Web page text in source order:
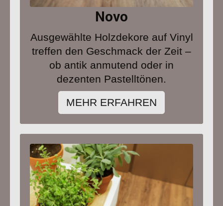
Novo
Ausgewählte Holzdekore auf Vinyl
treffen den Geschmack der Zeit –
ob antik anmutend oder in
dezenten Pastelltönen.
MEHR ERFAHREN